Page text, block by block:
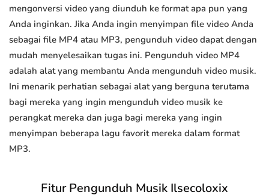
mengonversi video yang diunduh ke format apa pun yang
Anda inginkan. Jika Anda ingin menyimpan file video Anda
sebagai file MP4 atau MP3, pengunduh video dapat dengan
mudah menyelesaikan tugas ini. Pengunduh video MP4
adalah alat yang membantu Anda mengunduh video musik.
Ini menarik perhatian sebagai alat yang berguna terutama
bagi mereka yang ingin mengunduh video musik ke
perangkat mereka dan juga bagi mereka yang ingin
menyimpan beberapa lagu favorit mereka dalam format
MP3.
Fitur Pengunduh Musik Ilsecoloxix